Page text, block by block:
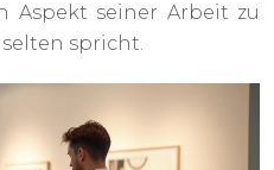
Aspekt seiner Arbeit zu
spricht.